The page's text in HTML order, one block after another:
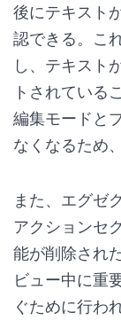
後にテキスト
認できる。こ
し、テキスト
トされている
編集モードと
なくなるため
また、エグゼ
アクションセ
能が削除され
ビュー中に重
ぐために行わ